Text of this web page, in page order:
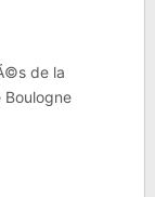
de la